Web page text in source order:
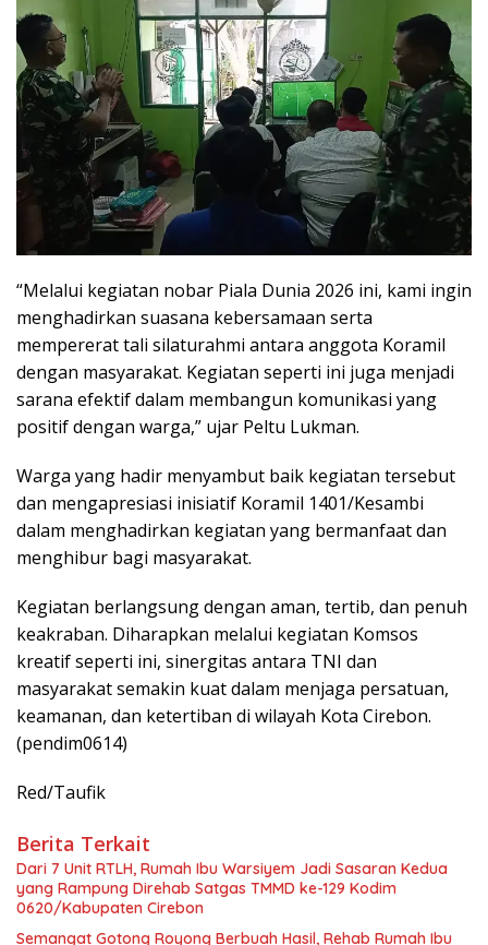
“Melalui kegiatan nobar Piala Dunia 2026 ini, kami ingin
menghadirkan suasana kebersamaan serta
mempererat tali silaturahmi antara anggota Koramil
dengan masyarakat. Kegiatan seperti ini juga menjadi
sarana efektif dalam membangun komunikasi yang
positif dengan warga,” ujar Peltu Lukman.
Warga yang hadir menyambut baik kegiatan tersebut
dan mengapresiasi inisiatif Koramil 1401/Kesambi
dalam menghadirkan kegiatan yang bermanfaat dan
menghibur bagi masyarakat.
Kegiatan berlangsung dengan aman, tertib, dan penuh
keakraban. Diharapkan melalui kegiatan Komsos
kreatif seperti ini, sinergitas antara TNI dan
masyarakat semakin kuat dalam menjaga persatuan,
keamanan, dan ketertiban di wilayah Kota Cirebon.
(pendim0614)
Red/Taufik
Berita Terkait
Dari 7 Unit RTLH, Rumah Ibu Warsiyem Jadi Sasaran Kedua
yang Rampung Direhab Satgas TMMD ke-129 Kodim
0620/Kabupaten Cirebon
Semangat Gotong Royong Berbuah Hasil, Rehab Rumah Ibu